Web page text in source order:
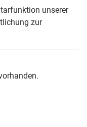
unserer
zur